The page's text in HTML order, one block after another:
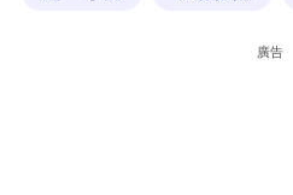
廣告